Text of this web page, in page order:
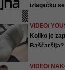
izlagačku
VIDEO/
Koliko je
Baščaršija?
VIDEO/